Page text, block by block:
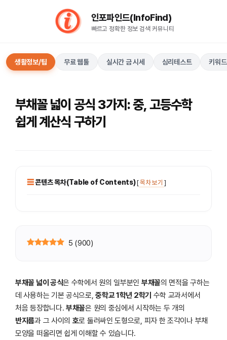
인포파인드(InfoFind)​​​​
빠르고 정확한 정보 검색 커뮤니티
생활정보/팁 무료 웹툴 실시간 금 시세 심리테스트 키워
부채꼴 넓이 공식 3가지: 중, 고등수학
쉽게 계산식 구하기
콘텐츠 목차(Table of Contents)[목차 보기 ]
5 (900)
부채꼴 넓이 공식은 수학에서 원의 일부분인 부채꼴의 면적을 구하는
데 사용하는 기본 공식으로,중학교 1학년 2학기 수학 교과서에서
처음 등장합니다. 부채꼴은 원의 중심에서 시작하는 두 개의
반지름과 그 사이의 호로 둘러싸인 도형으로, 피자 한 조각이나 부채
모양을 떠올리면 쉽게 이해할 수 있습니다.